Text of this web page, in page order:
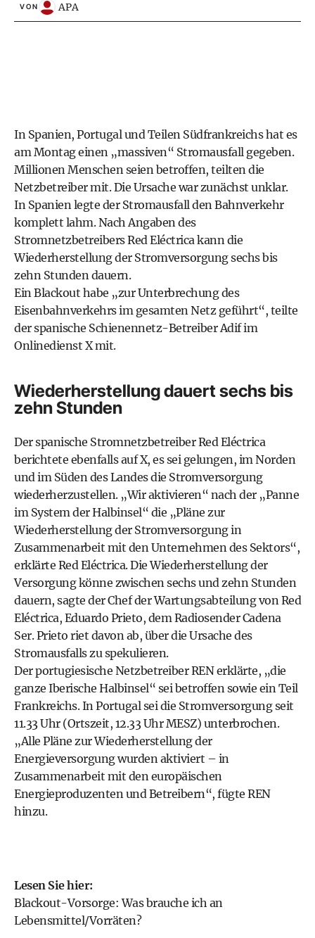
VON APA
In Spanien, Portugal und Teilen Südfrankreichs hat es
am Montag einen „massiven“ Stromausfall gegeben.
Millionen Menschen seien betroffen, teilten die
Netzbetreiber mit. Die Ursache war zunächst unklar.
In Spanien legte der Stromausfall den Bahnverkehr
komplett lahm. Nach Angaben des
Stromnetzbetreibers Red Eléctrica kann die
Wiederherstellung der Stromversorgung sechs bis
zehn Stunden dauern.
EinBlackout habe „zur Unterbrechung des
Eisenbahnverkehrs im gesamten Netz geführt“, teilte
der spanische Schienennetz-Betreiber Adif im
Onlinedienst X mit.
Wiederherstellung dauert sechs bis
zehn Stunden
Der spanische Stromnetzbetreiber Red Eléctrica
berichtete ebenfalls auf X, es sei gelungen, im Norden
und im Süden des Landes die Stromversorgung
wiederherzustellen. „Wir aktivieren“ nach der „Panne
im System der Halbinsel“ die „Pläne zur
Wiederherstellung der Stromversorgung in
Zusammenarbeit mit den Unternehmen des Sektors“,
erklärte Red Eléctrica. Die Wiederherstellung der
Versorgung könne zwischen sechs und zehn Stunden
dauern, sagte der Chef der Wartungsabteilung von Red
Eléctrica, Eduardo Prieto, dem Radiosender Cadena
Ser. Prieto riet davon ab, über die Ursache des
Stromausfalls zu spekulieren.
Der portugiesische Netzbetreiber REN erklärte, „die
ganze Iberische Halbinsel“ sei betroffen sowie ein Teil
Frankreichs. In Portugal sei die Stromversorgung seit
11.33 Uhr (Ortszeit, 12.33 Uhr MESZ) unterbrochen.
„Alle Pläne zur Wiederherstellung der
Energieversorgung wurden aktiviert – in
Zusammenarbeit mit den europäischen
Energieproduzenten und Betreibern“, fügte REN
hinzu.
Lesen Sie hier:
Blackout-Vorsorge: Was brauche ich an
Lebensmittel/Vorräten?